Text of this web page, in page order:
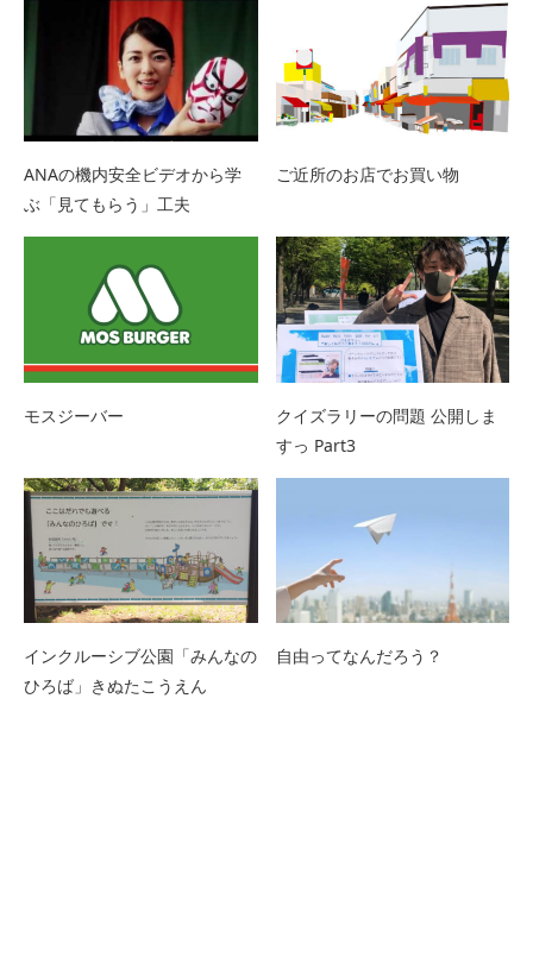
ANAの機内安全ビデオから学
ぶ「見てもらう」工夫
ご近所のお店でお買い物
モスジーバー
クイズラリーの問題 公開しま
すっ Part3
インクルーシブ公園「みんなの
ひろば」きぬたこうえん
自由ってなんだろう？